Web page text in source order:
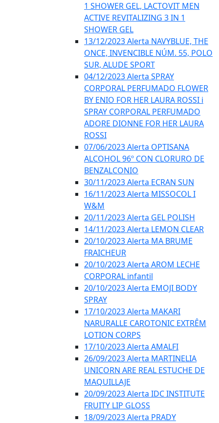
1 SHOWER GEL, LACTOVIT MEN
ACTIVE REVITALIZING 3 IN 1
SHOWER GEL
13/12/2023 Alerta NAVYBLUE, THE
ONCE, INVENCIBLE NÚM. 55, POLO
SUR, ALUDE SPORT
04/12/2023 Alerta SPRAY
CORPORAL PERFUMADO FLOWER
BY ENIO FOR HER LAURA ROSSI i
SPRAY CORPORAL PERFUMADO
ADORE DIONNE FOR HER LAURA
ROSSI
07/06/2023 Alerta OPTISANA
ALCOHOL 96º CON CLORURO DE
BENZALCONIO
30/11/2023 Alerta ECRAN SUN
16/11/2023 Alerta MISSOCOL I
W&M
20/11/2023 Alerta GEL POLISH
14/11/2023 Alerta LEMON CLEAR
20/10/2023 Alerta MA BRUME
FRAICHEUR
20/10/2023 Alerta AROM LECHE
CORPORAL infantil
20/10/2023 Alerta EMOJI BODY
SPRAY
17/10/2023 Alerta MAKARI
NARURALLE CAROTONIC EXTRÊM
LOTION CORPS
17/10/2023 Alerta AMALFI
26/09/2023 Alerta MARTINELIA
UNICORN ARE REAL ESTUCHE DE
MAQUILLAJE
20/09/2023 Alerta IDC INSTITUTE
FRUITY LIP GLOSS
18/09/2023 Alerta PRADY